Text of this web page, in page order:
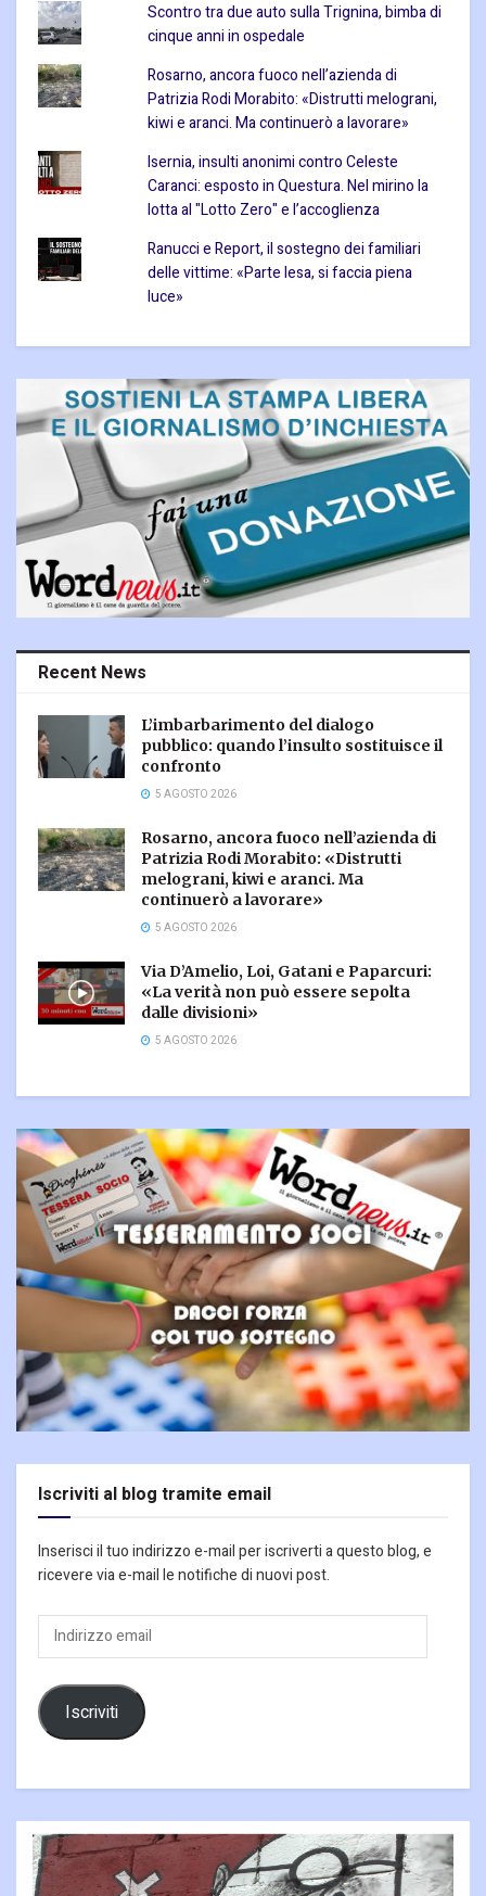
Scontro tra due auto sulla Trignina, bimba di
cinque anni in ospedale
Rosarno, ancora fuoco nell’azienda di
Patrizia Rodi Morabito: «Distrutti melograni,
kiwi e aranci. Ma continuerò a lavorare»
Isernia, insulti anonimi contro Celeste
Caranci: esposto in Questura. Nel mirino la
lotta al "Lotto Zero" e l’accoglienza
Ranucci e Report, il sostegno dei familiari
delle vittime: «Parte lesa, si faccia piena
luce»
Recent News
L’imbarbarimento del dialogo
pubblico: quando l’insulto sostituisce il
confronto
5 AGOSTO 2026
Rosarno, ancora fuoco nell’azienda di
Patrizia Rodi Morabito: «Distrutti
melograni, kiwi e aranci. Ma
continuerò a lavorare»
5 AGOSTO 2026
Via D’Amelio, Loi, Gatani e Paparcuri:
«La verità non può essere sepolta
dalle divisioni»
5 AGOSTO 2026
Iscriviti al blog tramite email
Inserisci il tuo indirizzo e-mail per iscriverti a questo blog, e
ricevere via e-mail le notifiche di nuovi post.
Indirizzo
email
Iscriviti